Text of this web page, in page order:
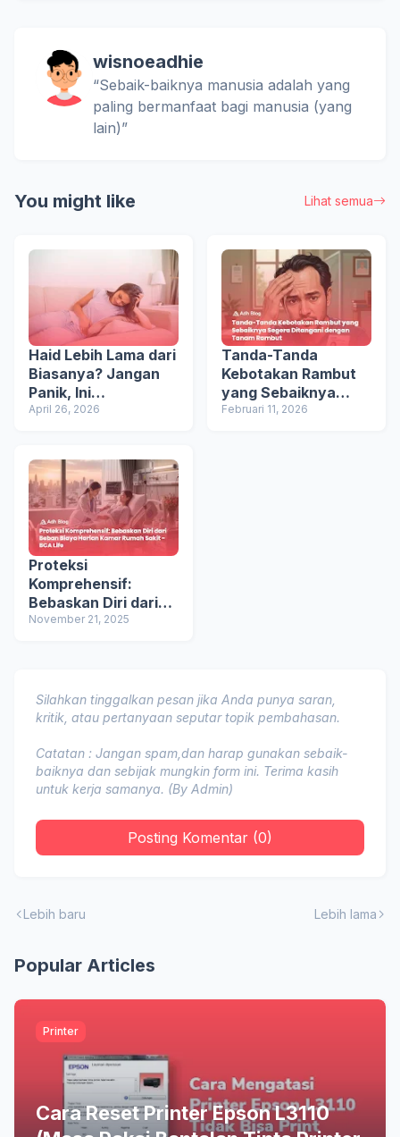
wisnoeadhie
“Sebaik-baiknya manusia adalah yang
paling bermanfaat bagi manusia (yang
lain)”
You might like Lihat semua
Haid Lebih Lama dari
Biasanya? Jangan
Panik, Ini
Penjelasannya
April 26, 2026
Tanda-Tanda
Kebotakan Rambut
yang Sebaiknya
Segera Ditangani
Februari 11, 2026
Proteksi
Komprehensif:
Bebaskan Diri dari
Beban Biaya Harian
November 21, 2025
Silahkan tinggalkan pesan jika Anda punya saran,
kritik, atau pertanyaan seputar topik pembahasan.
Catatan : Jangan spam,dan harap gunakan sebaik-
baiknya dan sebijak mungkin form ini. Terima kasih
untuk kerja samanya. (By Admin)
Posting Komentar (0)
Lebih baru Lebih lama
Popular Articles
Printer
Cara Reset Printer Epson L3110